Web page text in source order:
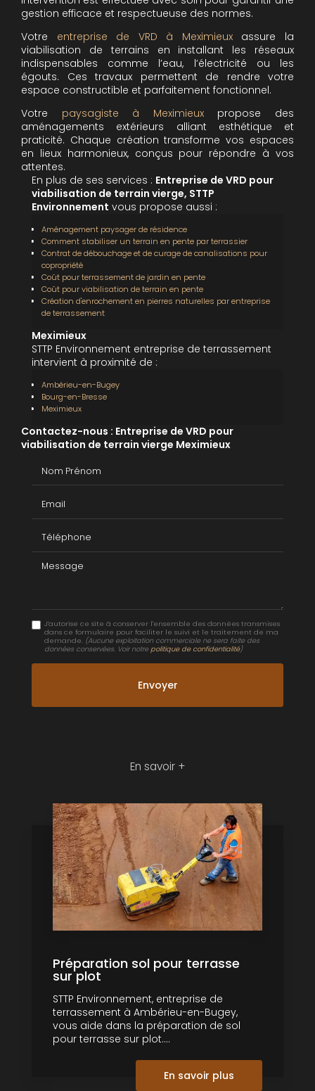
gestion efficace et respectueuse des normes.
Votre entreprise de VRD à Meximieuxassure la
viabilisation de terrains en installant les réseaux
indispensables comme l’eau, l’électricité ou les
égouts. Ces travaux permettent de rendre votre
espace constructible et parfaitement fonctionnel.
Votre paysagiste à Meximieuxpropose des
aménagements extérieurs alliant esthétique et
praticité. Chaque création transforme vos espaces
en lieux harmonieux, conçus pour répondre à vos
attentes.
En plus de ses services : Entreprise de VRD pour
viabilisation de terrain vierge, STTP
Environnement vous propose aussi :
Aménagement paysager de résidence
Comment stabiliser un terrain en pente par terrassier
Contrat de débouchage et de curage de canalisations pour
copropriété
Coût pour terrassement de jardin en pente
Coût pour viabilisation de terrain en pente
Création d'enrochement en pierres naturelles par entreprise
de terrassement
Meximieux
STTP Environnement entreprise de terrassement
intervient à proximité de :
Ambérieu-en-Bugey
Bourg-en-Bresse
Meximieux
Contactez-nous : Entreprise de VRD pour
viabilisation de terrain vierge Meximieux
Message
J'autorise ce site à conserver l'ensemble des données transmises
dans ce formulaire pour faciliter le suivi et le traitement de ma
demande. (Aucune exploitation commerciale ne sera faite des
données conservées. Voir notre politique de confidentialité)
En savoir +
Préparation sol pour terrasse
sur plot
STTP Environnement, entreprise de
terrassement à Ambérieu-en-Bugey,
vous aide dans la préparation de sol
pour terrasse sur plot....
En savoir plus